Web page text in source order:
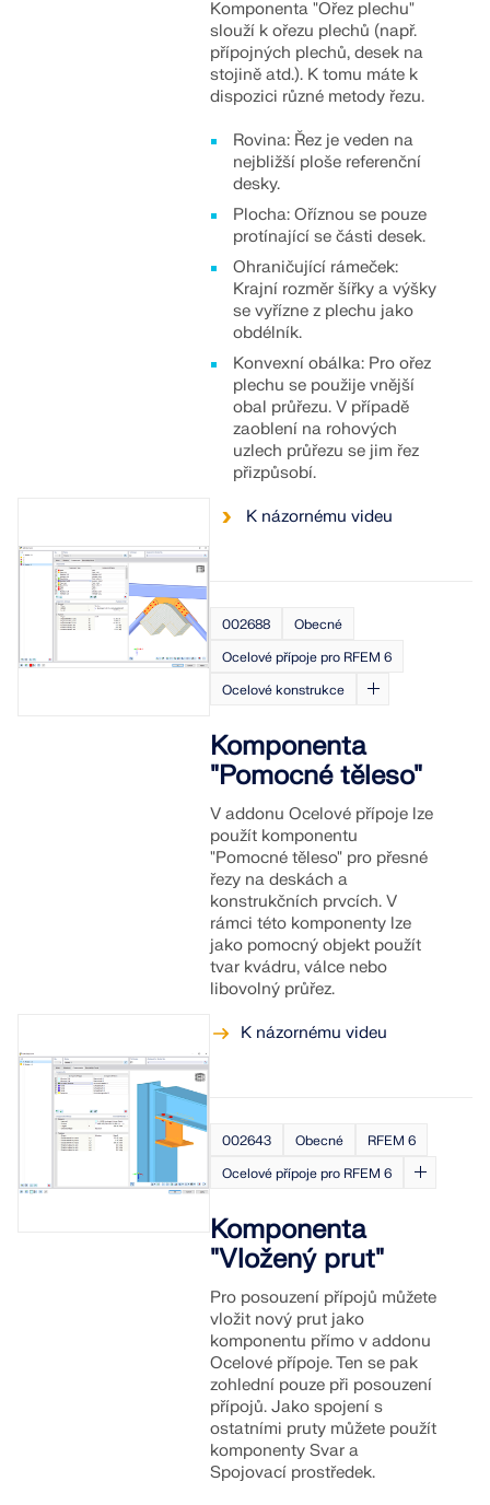
Komponenta "Ořez plechu"
slouží k ořezu plechů (např.
přípojných plechů, desek na
stojině atd.). K tomu máte k
dispozici různé metody řezu.
Rovina: Řez je veden na
nejbližší ploše referenční
desky.
Plocha: Oříznou se pouze
protínající se části desek.
Ohraničující rámeček:
Krajní rozměr šířky a výšky
se vyřízne z plechu jako
obdélník.
Konvexní obálka: Pro ořez
plechu se použije vnější
obal průřezu. V případě
zaoblení na rohových
uzlech průřezu se jim řez
přizpůsobí.
K názornému videu
002688
Obecné
Ocelové přípoje pro RFEM 6
Ocelové konstrukce
Komponenta
"Pomocné těleso"
V addonu Ocelové přípoje lze
použít komponentu
"Pomocné těleso" pro přesné
řezy na deskách a
konstrukčních prvcích. V
rámci této komponenty lze
jako pomocný objekt použít
tvar kvádru, válce nebo
libovolný průřez.
K názornému videu
002643 Obecné
RFEM 6
Ocelové přípoje pro RFEM 6
Komponenta
"Vložený prut"
Pro posouzení přípojů můžete
vložit nový prut jako
komponentu přímo v addonu
Ocelové přípoje. Ten se pak
zohlední pouze při posouzení
přípojů. Jako spojení s
ostatními pruty můžete použít
komponenty Svar a
Spojovací prostředek.